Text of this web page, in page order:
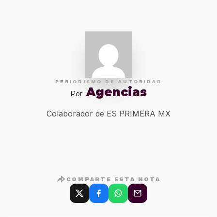
PERIODISMO DE AUTORIDAD
Por Agencias
Colaborador de ES PRIMERA MX
COMPARTE ESTA NOTA